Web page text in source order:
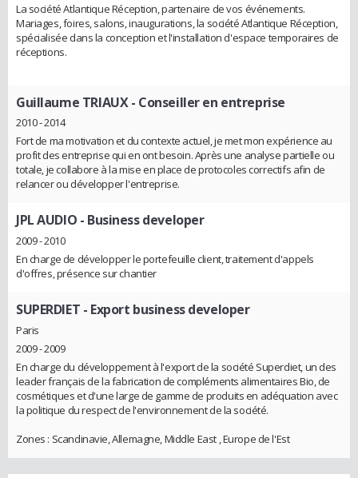
La société Atlantique Réception, partenaire de vos événements.
Mariages, foires, salons, inaugurations, la société Atlantique Réception,
spécialisée dans la conception et l'installation d'espace temporaires de
réceptions.
Guillaume TRIAUX- Conseiller en entreprise
2010 - 2014
Fort de ma motivation et du contexte actuel, je met mon expérience au
profit des entreprise qui en ont besoin. Après une analyse partielle ou
totale, je collabore à la mise en place de protocoles correctifs afin de
relancer ou développer l'entreprise.
JPL AUDIO - Business developer
2009 - 2010
En charge de développer le portefeuille client, traitement d'appels
d'offres, présence sur chantier
SUPERDIET - Export business developer
Paris
2009 - 2009
En charge du développement à l'export de la société Superdiet, un des
leader français de la fabrication de compléments alimentaires Bio, de
cosmétiques et d'une large de gamme de produits en adéquation avec
la politique du respect de l'environnement de la société.
Zones : Scandinavie, Allemagne, Middle East , Europe de l'Est